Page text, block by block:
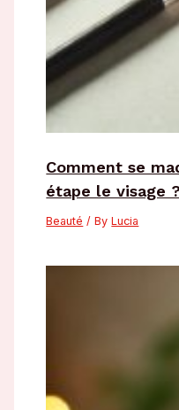
Comment se
étape le visage ?
Beauté / ByLucia